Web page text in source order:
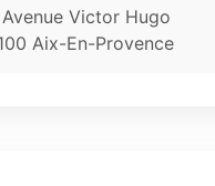
Avenue Victor Hugo
Aix-En-Provence